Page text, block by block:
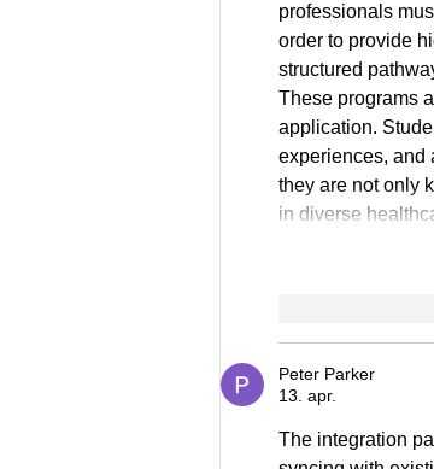
professionals
order to provide
structured
These programs
application.
experiences, and
they are not only
in diverse
Peter Parker
13. apr.
The integration